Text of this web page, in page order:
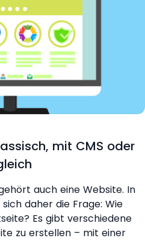
mit CMS oder
auch eine Website. In
daher die Frage: Wie
Es gibt verschiedene
zu erstellen – mit einer